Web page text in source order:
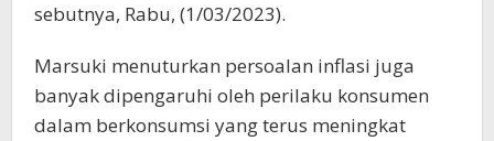
sebutnya, Rabu, (1/03/2023).
Marsuki menuturkan persoalan inflasi juga
banyak dipengaruhi oleh perilaku konsumen
dalam berkonsumsi yang terus meningkat